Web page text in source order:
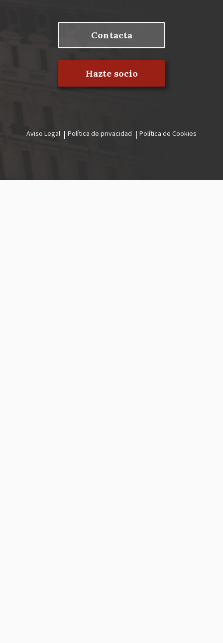
Contacta
Hazte socio
legal
Aviso Legal Política de privacidad Política de Cookies